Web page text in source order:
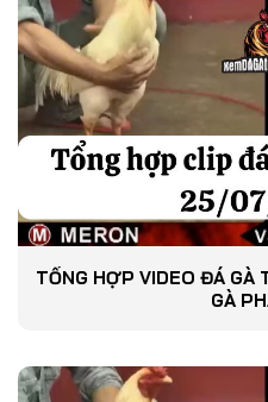
TỔNG HỢP VIDEO ĐÁ
GÀ